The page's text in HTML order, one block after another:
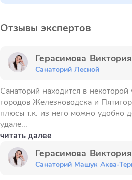
Отзывы экспертов
Герасимова Виктория
Санаторий Лесной
Санаторий находится в некоторой
городов Железноводска и
плюсы т.к. из него можно удобно
удале...
читать далее
Герасимова Виктория
Санаторий Машук Аква-